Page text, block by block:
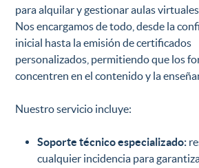
para alquilar y gestionar aulas
Nos encargamos de todo, desde la
inicial hasta la emisión de certificados
personalizados, permitiendo que los
concentren en el contenido y la
Nuestro servicio incluye:
Soporte técnico especializado:
cualquier incidencia para